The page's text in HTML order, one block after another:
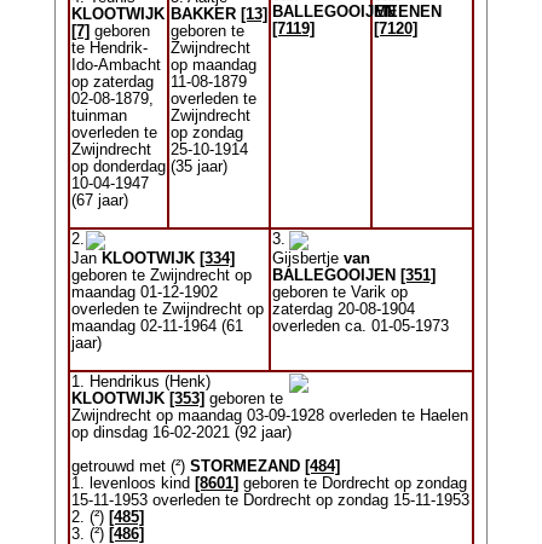
KLOOTWIJK
[7] geboren
te Hendrik-
Ido-Ambacht
op zaterdag
02-08-1879,
tuinman
overleden te
Zwijndrecht
op donderdag
10-04-1947
(67 jaar)
BAKKER [13]
geboren te
Zwijndrecht
op maandag
11-08-1879
overleden te
Zwijndrecht
op zondag
25-10-1914
(35 jaar)
BALLEGOOIJEN
[7119]
MEENEN
[7120]
2.
Jan KLOOTWIJK [334]
geboren te Zwijndrecht op
maandag 01-12-1902
overleden te Zwijndrecht op
maandag 02-11-1964 (61
jaar)
3.
Gijsbertje van
BALLEGOOIJEN [351]
geboren te Varik op
zaterdag 20-08-1904
overleden ca. 01-05-1973
1. Hendrikus (Henk)
KLOOTWIJK [353] geboren te
Zwijndrecht op maandag 03-09-1928 overleden te Haelen
op dinsdag 16-02-2021 (92 jaar)
getrouwd met (²) STORMEZAND [484]
1. levenloos kind [8601] geboren te Dordrecht op zondag
15-11-1953 overleden te Dordrecht op zondag 15-11-1953
2. (²) [485]
3. (²) [486]